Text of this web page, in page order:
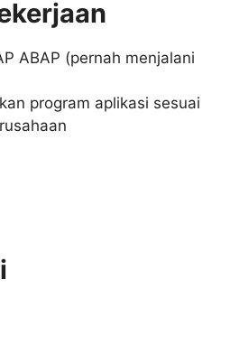
ABAP (pernah menjalani
program aplikasi sesuai